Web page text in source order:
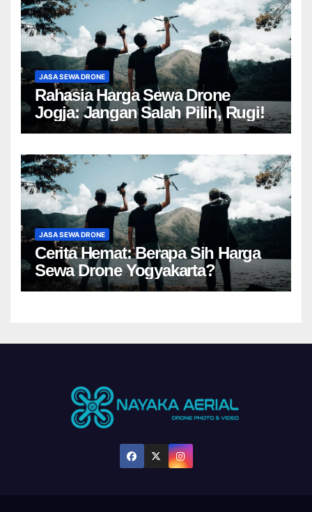
JASA SEWA DRONE
Rahasia Harga Sewa Drone
Jogja: Jangan Salah Pilih, Rugi!
JASA SEWA DRONE
Cerita Hemat: Berapa Sih Harga
Sewa Drone Yogyakarta?